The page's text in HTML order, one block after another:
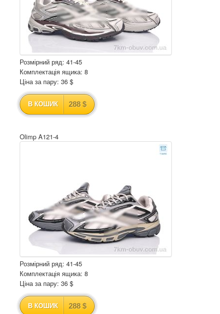
Розмірний ряд: 41-45
Комплектація ящика: 8
Ціна за пару: 36 $
В КОШИК 288 $
Olimp A121-4
Розмірний ряд: 41-45
Комплектація ящика: 8
Ціна за пару: 36 $
В КОШИК 288 $